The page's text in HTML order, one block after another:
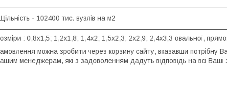
- 102400 тис. вузлів на м2
: 0,8х1,5; 1,2х1,8; 1,4х2; 1,5х2,3; 2х2,9; 2,4х3,3 овальної,
можна зробити через корзину сайту, вказавши потрібну
менеджерам, які з задоволенням дадуть відповідь на всі Ваші